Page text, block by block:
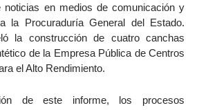
noticias en medios de comunicación y
la Procuraduría General del Estado.
la construcción de cuatro canchas
de la Empresa Pública de Centros
el Alto Rendimiento.
de este informe, los procesos